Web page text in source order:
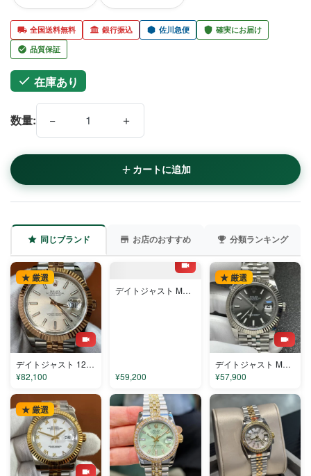
全国送料無料 銀行振込 佐川急便
確実にお届け
品質保証
在庫あり
数量: − ＋
カートに追加
同じブランド お店のおすすめ 分類ランキング
★ 厳選
デイトジャスト 126331-1 コピー
¥82,100
デイトジャスト M126334-0022 コピー
¥59,200
★ 厳選
デイトジャスト M126334-0014 コピー
¥57,900
★ 厳選